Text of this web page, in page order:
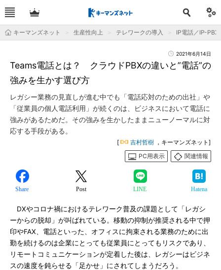
キーマンズネット 生産性向上 テレワークの導入 IP電話／IP-PBX
2021年6月14日
Teams電話とは？ クラウドPBXの違いと”電話”の
強みを生かす選び方
レガシー業務の見直しが進む中でも「電話応対のための出社」や
「従業員の個人電話利用」が続くのは、ビジネスにおいて電話に
強みがあるためだ。その強みを生かしたままニューノーマルに対
応する手段がある。
[ 吉村哲樹 ，キーマンズネット]
PC用表示
関連情報
Share Post LINE Hatena
DXやコロナ禍におけるテレワーク普及の課題として「レガシ
ーからの脱却」が叫ばれている。移動の抑制が推奨される中で押
印やFAX、電話といった、オフィスに拘束される業務のために出
勤を続けるのは企業にとっても従業員にとってもリスクであり、
リモートコミュニケーションが定着した後は、レガシーはビジネ
スの速度を鈍らせる「足かせ」にされてしまうだろう。